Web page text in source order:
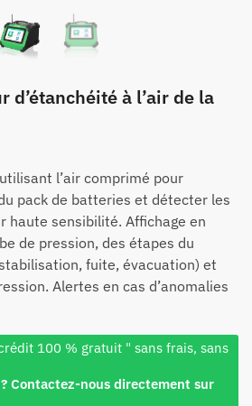
d’étanchéité à l’air de la
l’air comprimé pour
pack de batteries et détecter les
haute sensibilité. Affichage en
de pression, des étapes du
fuite, évacuation) et
Alertes en cas d’anomalies
100 % gratuit " sans frais, sans
? Contactez-nous directement sur